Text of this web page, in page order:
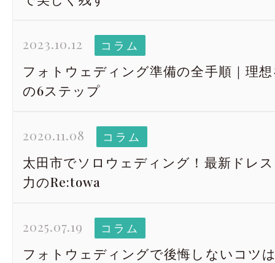
2023.10.12 コラム
フォトウェディング準備の全手順｜理
の6ステップ
2020.11.08 コラム
太田市でソロウェディング！最新ドレ
力のRe:towa
2025.07.19 コラム
フォトウェディングで後悔しないコツ